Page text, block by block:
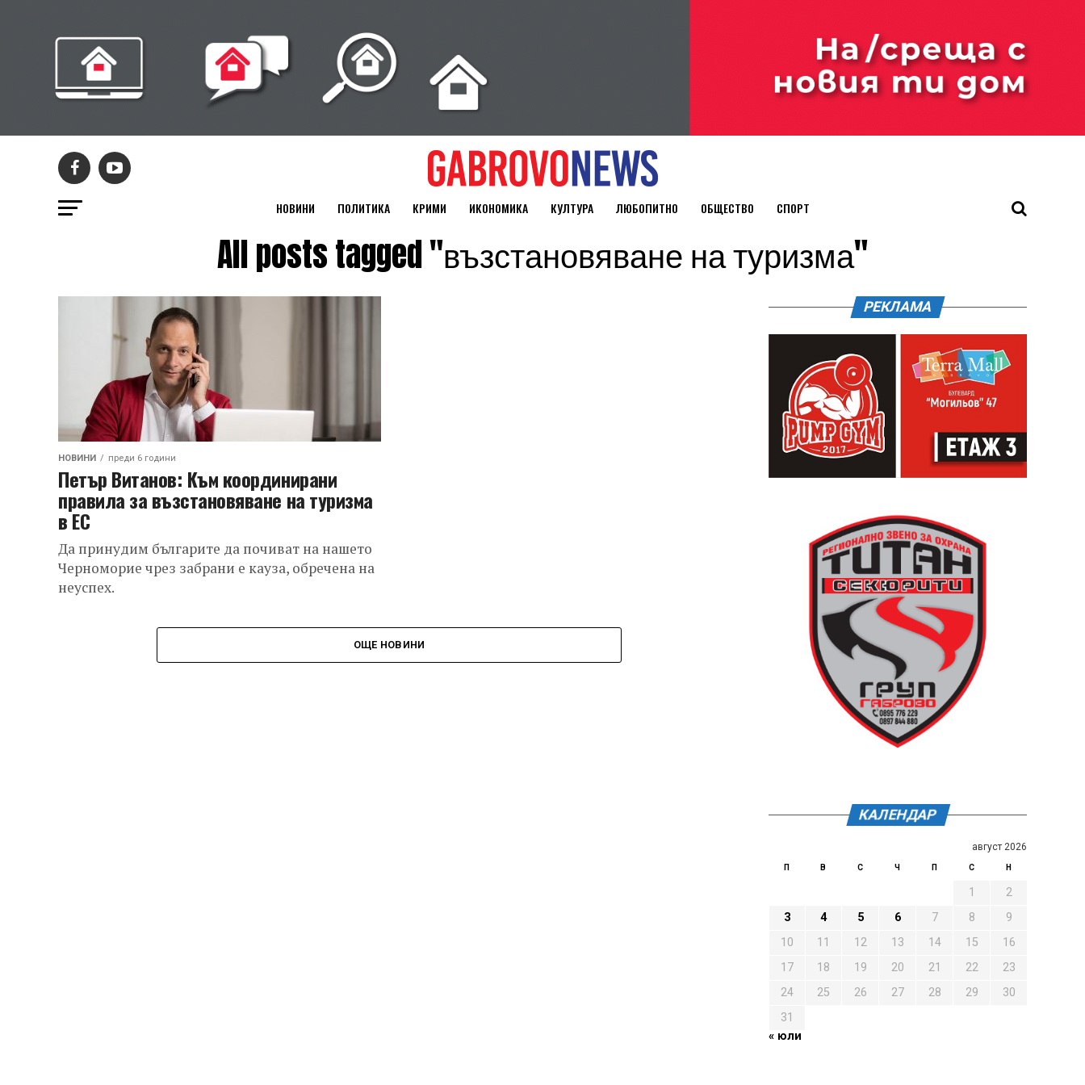
НОВИНИ ПОЛИТИКА КРИМИ ИКОНОМИКА КУЛТУРА ЛЮБОПИТНО ОБЩЕСТВО СПОРТ
All posts tagged "възстановяване на туризма"
НОВИНИ преди 6 години
Петър Витанов: Към координирани
правила за възстановяване на туризма
в ЕС
Да принудим българите да почиват на нашето
Черноморие чрез забрани е кауза, обречена на
неуспех.
ОЩЕ НОВИНИ
РЕКЛАМА
КАЛЕНДАР
август 2026
П В С Ч П С Н
1
2
3
4 5 6 7 8
9
10
11 12 13 14 15
16
17
18 19 20 21 22
23
24
25 26 27 28 29
30
31
« юли